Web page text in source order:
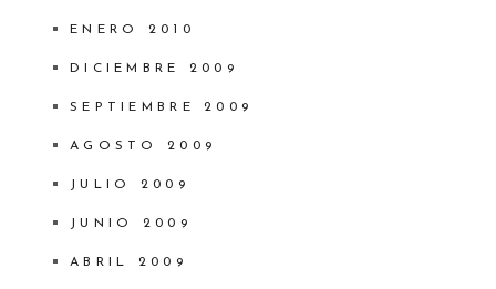
ENERO 2010
DICIEMBRE 2009
SEPTIEMBRE 2009
AGOSTO 2009
JULIO 2009
JUNIO 2009
ABRIL 2009